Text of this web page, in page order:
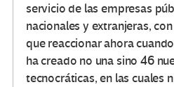
servicio de las empresas
nacionales y extranjeras,
que reaccionar ahora
ha creado no una sino 46
tecnocráticas, en las cuales